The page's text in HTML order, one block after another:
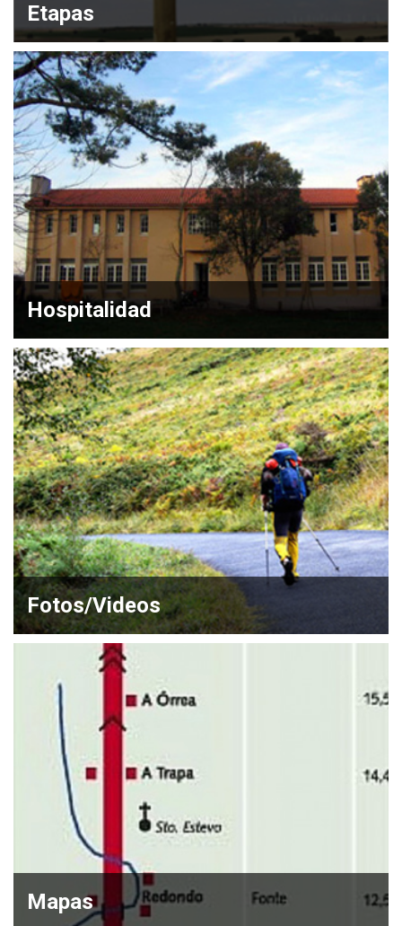
Etapas
Hospitalidad
Fotos/Videos
Mapas